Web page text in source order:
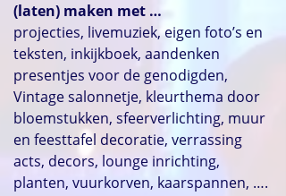
(laten) maken met …
projecties, livemuziek, eigen foto’s en
teksten, inkijkboek, aandenken
presentjes voor de genodigden,
Vintage salonnetje, kleurthema door
bloemstukken, sfeerverlichting, muur
en feesttafel decoratie, verrassing
acts, decors, lounge inrichting,
planten, vuurkorven, kaarspannen, ….